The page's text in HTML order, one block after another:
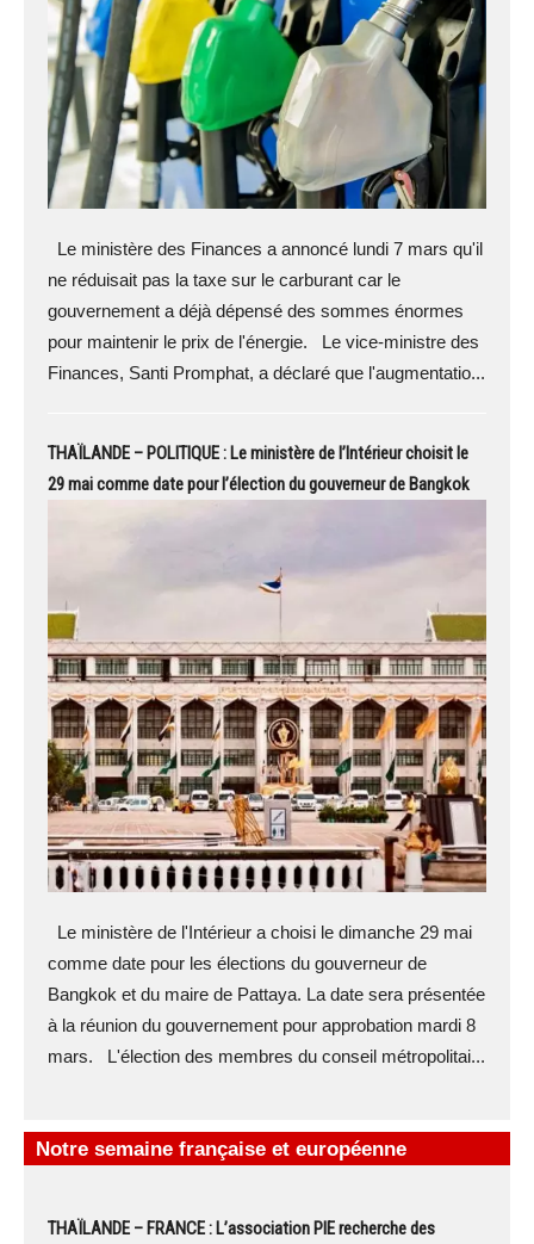
Le ministère des Finances a annoncé lundi 7 mars qu'il
ne réduisait pas la taxe sur le carburant car le
gouvernement a déjà dépensé des sommes énormes
pour maintenir le prix de l'énergie. Le vice-ministre des
Finances, Santi Promphat, a déclaré que l'augmentatio...
THAÏLANDE – POLITIQUE : Le ministère de l’Intérieur choisit le
29 mai comme date pour l’élection du gouverneur de Bangkok
Le ministère de l'Intérieur a choisi le dimanche 29 mai
comme date pour les élections du gouverneur de
Bangkok et du maire de Pattaya. La date sera présentée
à la réunion du gouvernement pour approbation mardi 8
mars. L'élection des membres du conseil métropolitai...
Notre semaine française et européenne
THAÏLANDE – FRANCE : L’association PIE recherche des